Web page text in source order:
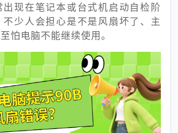
现在笔记本或台式机启动自检阶
少人会担心是不是风扇坏了、主
怕电脑不能继续使用。